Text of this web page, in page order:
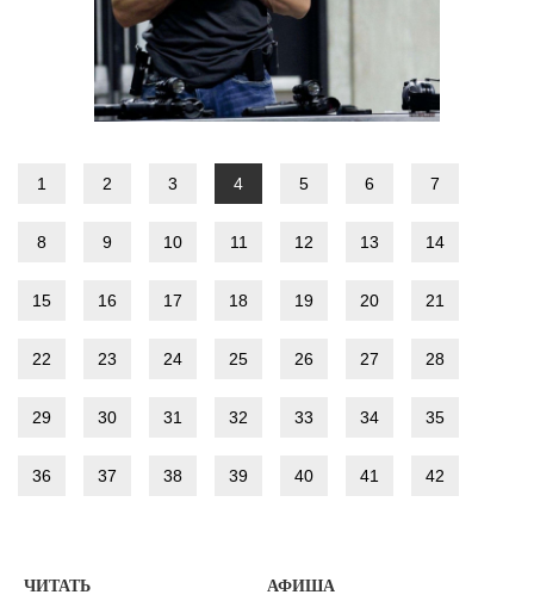
1 2 3 4 5 6 7
8 9 10 11 12 13 14
15 16 17 18 19 20 21
22 23 24 25 26 27 28
29 30 31 32 33 34 35
36 37 38 39 40 41 42
ЧИТАТЬ АФИША